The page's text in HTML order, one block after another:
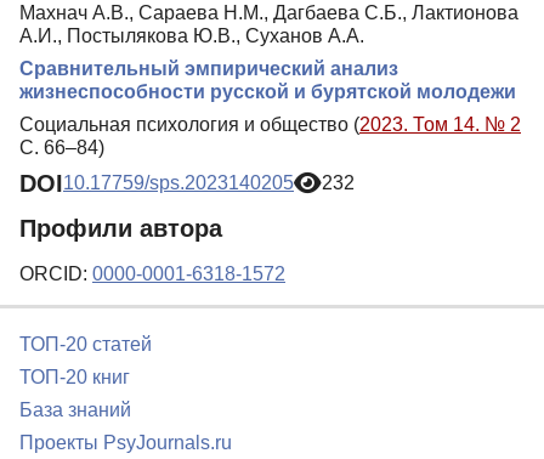
Махнач А.В., Сараева Н.М., Дагбаева С.Б., Лактионова
А.И., Постылякова Ю.В., Суханов А.А.
Сравнительный эмпирический анализ
жизнеспособности русской и бурятской молодежи
Социальная психология и общество (2023. Том 14. № 2
С. 66–84)
DOI10.17759/sps.2023140205 232
Профили автора
ORCID: 0000-0001-6318-1572
ТОП-20 статей
ТОП-20 книг
База знаний
Проекты PsyJournals.ru